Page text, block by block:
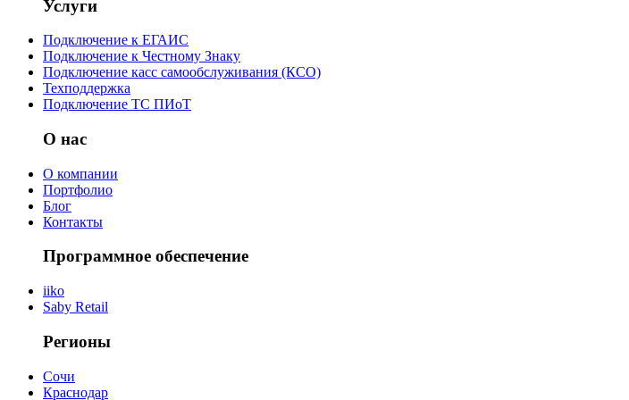
Услуги
Подключение к ЕГАИС
Подключение к Честному Знаку
Подключение касс самообслуживания (КСО)
Техподдержка
Подключение ТС ПИоТ
О нас
О компании
Портфолио
Блог
Контакты
Программное обеспечение
iiko
Saby Retail
Регионы
Сочи
Краснодар